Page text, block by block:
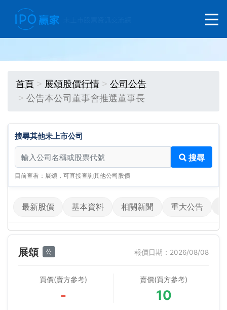
首頁 展頌股價行情
公司公告
公告本公司董事會推選董事長
搜尋其他未上市公司
搜尋其他未上市公司
搜尋
目前查看：展頌，可直接查詢其他公司股價
最新股價 基本資料 相關新聞 重大公告
展頌 公 報價日期：2026/08/08
買價(賣方參考)
-
賣價(買方參考)
10